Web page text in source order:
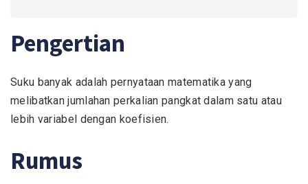
Pengertian
Suku banyak adalah pernyataan matematika yang
melibatkan jumlahan perkalian pangkat dalam satu atau
lebih variabel dengan koefisien.
Rumus